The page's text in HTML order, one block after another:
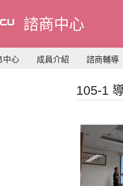
諮商中心
中心 成員介紹 諮商輔導
105-1